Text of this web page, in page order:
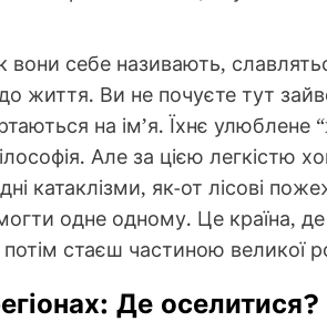
вони себе називають,
життя. Ви не почуєте тут
на ім’я. Їхнє
Але за цією легкістю
катаклізми, як-от лісові
одне одному. Це країна,
потім стаєш частиною великої
Де оселитися?